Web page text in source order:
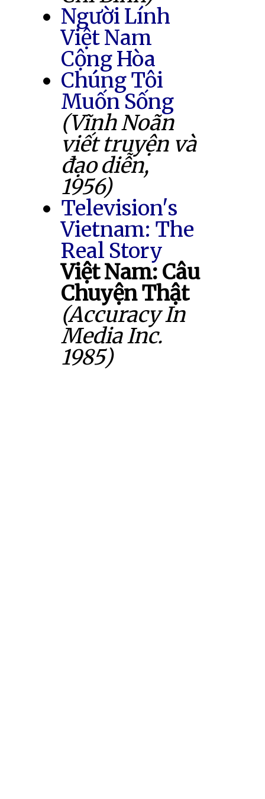
Người Lính
Việt Nam
Cộng Hòa
Chúng Tôi
Muốn Sống
(Vĩnh Noãn
viết truyện và
đạo diễn,
1956)
Television's
Vietnam: The
Real Story
Việt Nam: Câu
Chuyện Thật
(Accuracy In
Media Inc.
1985)